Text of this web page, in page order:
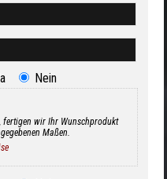
Nein
fertigen wir Ihr Wunschprodukt
Maßen.